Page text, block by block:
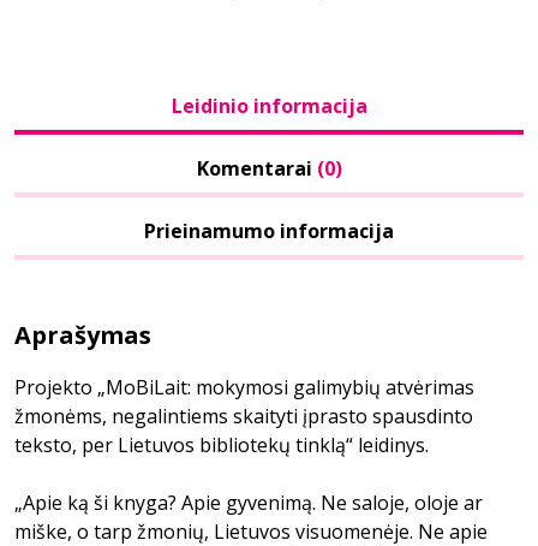
Leidinio informacija
Komentarai (0)
Prieinamumo informacija
Aprašymas
Projekto „MoBiLait: mokymosi galimybių atvėrimas
žmonėms, negalintiems skaityti įprasto spausdinto
teksto, per Lietuvos bibliotekų tinklą“ leidinys.
„Apie ką ši knyga? Apie gyvenimą. Ne saloje, oloje ar
miške, o tarp žmonių, Lietuvos visuomenėje. Ne apie